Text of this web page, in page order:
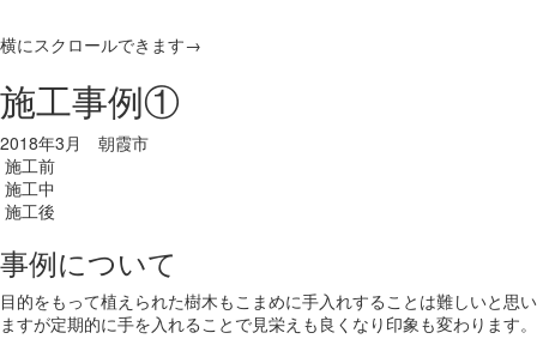
横にスクロールできます→
施工事例①
2018年3月 朝霞市
施工前
施工中
施工後
事例について
目的をもって植えられた樹木もこまめに手入れすることは難しいと思い
ますが定期的に手を入れることで見栄えも良くなり印象も変わります。